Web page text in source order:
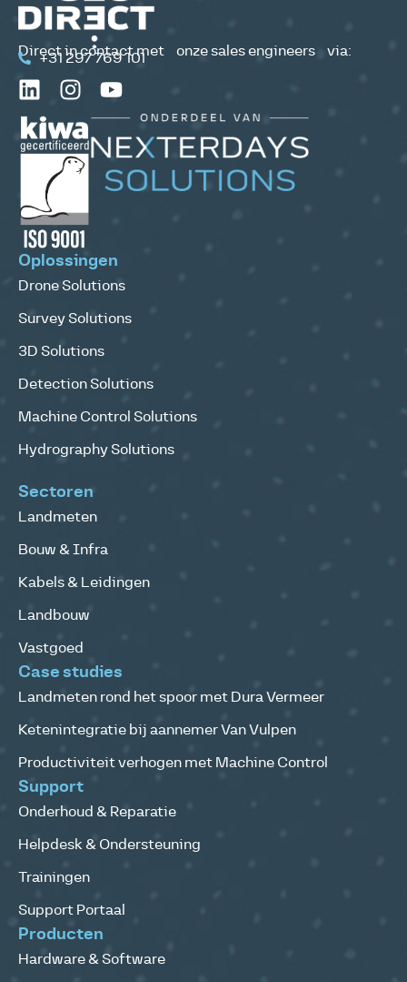
Direct in contact met onze sales engineers via:
+31 297 769 101
Oplossingen
Drone Solutions
Survey Solutions
3D Solutions
Detection Solutions
Machine Control Solutions
Hydrography Solutions
Sectoren
Landmeten
Bouw & Infra
Kabels & Leidingen
Landbouw
Vastgoed
Case studies
Landmeten rond het spoor met Dura Vermeer
Ketenintegratie bij aannemer Van Vulpen
Productiviteit verhogen met Machine Control
Support
Onderhoud & Reparatie
Helpdesk & Ondersteuning
Trainingen
Support Portaal
Producten
Hardware & Software